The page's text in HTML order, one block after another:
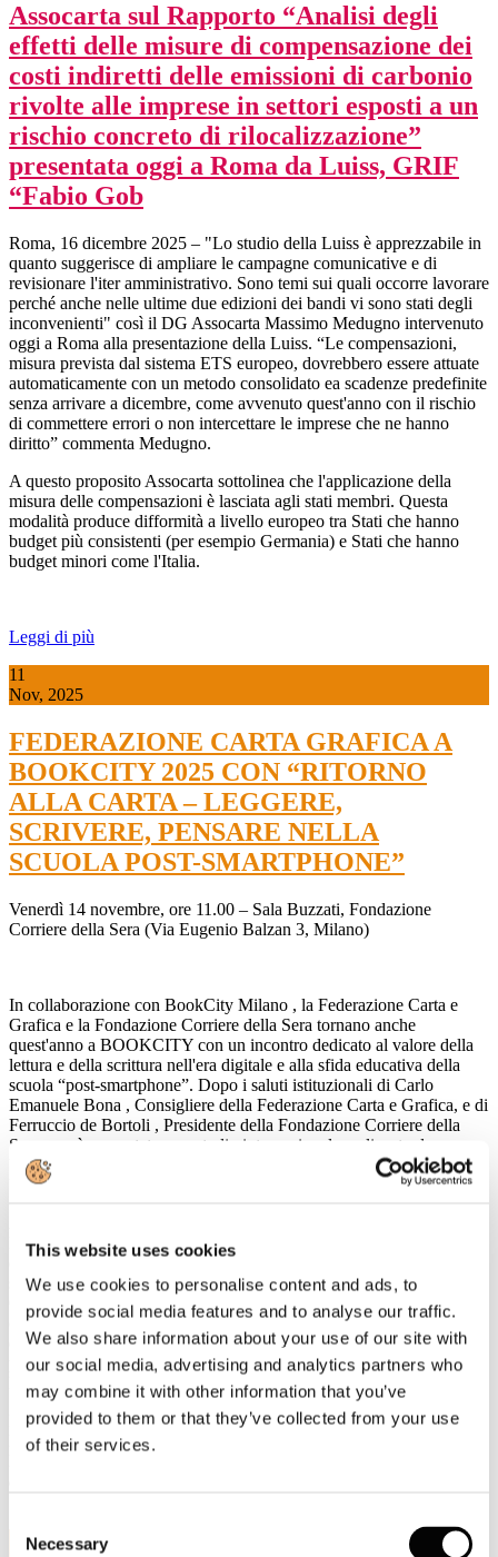
This website uses cookies
We use cookies to personalise content and ads, to
provide social media features and to analyse our traffic.
We also share information about your use of our site with
our social media, advertising and analytics partners who
may combine it with other information that you’ve
provided to them or that they’ve collected from your use
of their services.
Selection
Necessary
Assocarta sul Rapporto “Analisi degli
effetti delle misure di compensazione dei
costi indiretti delle emissioni di carbonio
rivolte alle imprese in settori esposti a un
rischio concreto di rilocalizzazione”
presentata oggi a Roma da Luiss, GRIF
“Fabio Gob
Roma, 16 dicembre 2025 – "Lo studio della Luiss è apprezzabile in
quanto suggerisce di ampliare le campagne comunicative e di
revisionare l'iter amministrativo. Sono temi sui quali occorre lavorare
perché anche nelle ultime due edizioni dei bandi vi sono stati degli
inconvenienti" così il DG Assocarta Massimo Medugno intervenuto
oggi a Roma alla presentazione della Luiss. “Le compensazioni,
misura prevista dal sistema ETS europeo, dovrebbero essere attuate
automaticamente con un metodo consolidato ea scadenze predefinite
senza arrivare a dicembre, come avvenuto quest'anno con il rischio
di commettere errori o non intercettare le imprese che ne hanno
diritto” commenta Medugno.
A questo proposito Assocarta sottolinea che l'applicazione della
misura delle compensazioni è lasciata agli stati membri. Questa
modalità produce difformità a livello europeo tra Stati che hanno
budget più consistenti (per esempio Germania) e Stati che hanno
budget minori come l'Italia.
Leggi di più
11
Nov, 2025
FEDERAZIONE CARTA GRAFICA A
BOOKCITY 2025 CON “RITORNO
ALLA CARTA – LEGGERE,
SCRIVERE, PENSARE NELLA
SCUOLA POST-SMARTPHONE”
Venerdì 14 novembre, ore 11.00 – Sala Buzzati, Fondazione
Corriere della Sera (Via Eugenio Balzan 3, Milano)
In collaborazione con BookCity Milano , la Federazione Carta e
Grafica e la Fondazione Corriere della Sera tornano anche
quest'anno a BOOKCITY con un incontro dedicato al valore della
lettura e della scrittura nell'era digitale e alla sfida educativa della
scuola “post-smartphone”. Dopo i saluti istituzionali di Carlo
Emanuele Bona , Consigliere della Federazione Carta e Grafica, e di
Ferruccio de Bortoli , Presidente della Fondazione Corriere della
Sera, verrà presentato uno
studio internazionale
realizzato da
University of Pennsylvania
Jawaharlal Nehru Universitye
University of Copenhagen
Studiare con o senza cellulare?
Luigi Einaudi) e Marco Crepaldi
dell'impatto degli smartphone sul processo di apprendimento. Nella
seconda parte dell'incontro,Francesco Amendola(Luiss Guido
Massimo Nunzio Barrella (Liceo Parini),
Cristina Dell'Acqua
(insegnante e scrittrice) e Andrea Di Mario (Liceo Carducci)
dialogheranno su come ripensare la scuola oltre il digitale, con la
partecipazione degli studenti dei licei Parini e Carducci. Modera
Massimo Sideri
, editorialista del Corriere della Sera
.
Ingresso libero fino a esaurimento posti.
Prenotazione sul sito